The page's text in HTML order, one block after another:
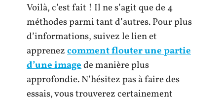
Voilà, c’est fait ! Il ne s’agit que de 4
méthodes parmi tant d’autres. Pour plus
d’informations, suivez le lien et
apprenezcomment flouter une partie
d’une imagede manière plus
approfondie. N’hésitez pas à faire des
essais, vous trouverez certainement